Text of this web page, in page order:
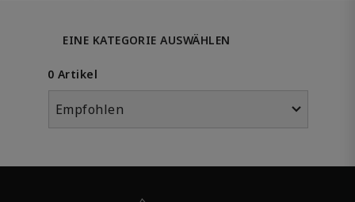
EINE KATEGORIE AUSWÄHLEN
0 Artikel
Empfohlen